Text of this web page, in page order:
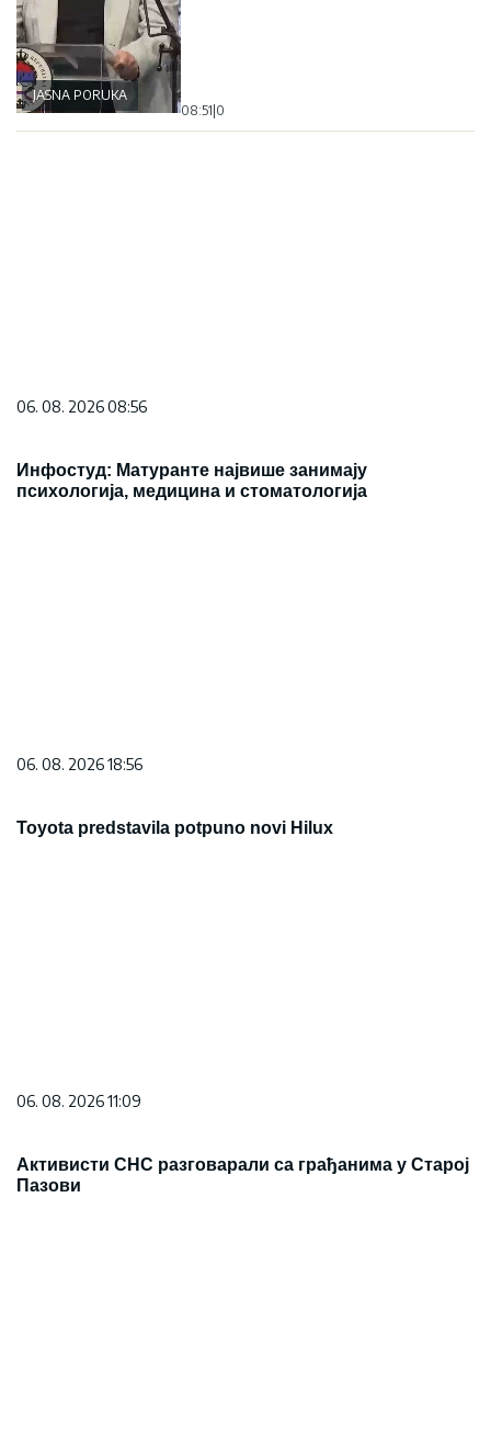
JASNA PORUKA
08:51 0
06. 08. 2026 08:56
Инфостуд: Матуранте највише занимају
психологија, медицина и стоматологија
06. 08. 2026 18:56
Toyota predstavila potpuno novi Hilux
06. 08. 2026 11:09
Активисти СНС разговарали са грађанима у Старој
Пазови